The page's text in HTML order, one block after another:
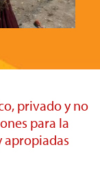
privado y no
para la
apropiadas